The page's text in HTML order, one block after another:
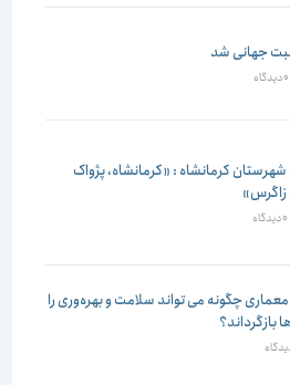
جهانی شد
کرمانشاه : «کرمانشاه، پژواک
چگونه می تواند سلامت و بهره‌وری را